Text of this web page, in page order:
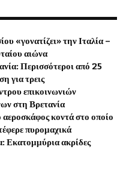
«γονατίζει» την Ιταλία –
αιώνα
Περισσότεροι από 25
για τρεις
επικοινωνιών
στη Βρετανία
κοντά στο οποίο
πυρομαχικά
Εκατομμύρια ακρίδες